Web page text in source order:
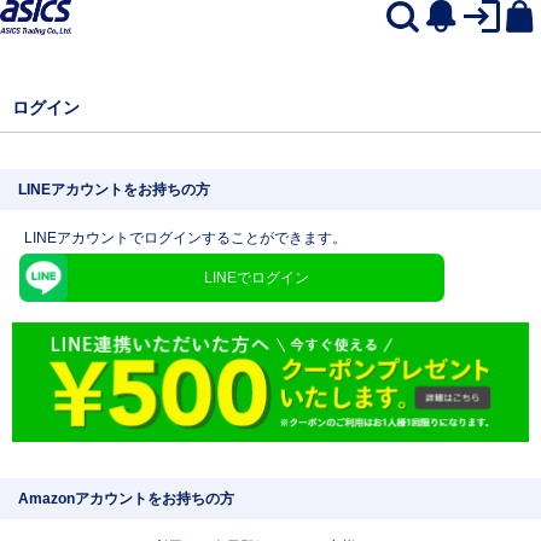
ログイン
LINEアカウントをお持ちの方
LINEアカウントでログインすることができます。
LINEでログイン
Amazonアカウントをお持ちの方